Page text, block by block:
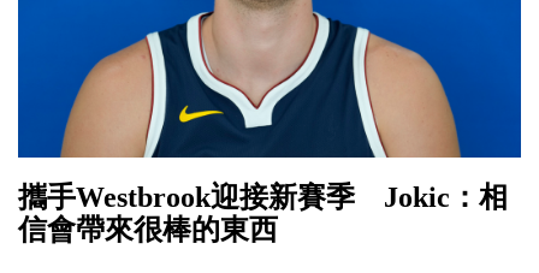
攜手Westbrook迎接新賽季 Jokic：相
信會帶來很棒的東西